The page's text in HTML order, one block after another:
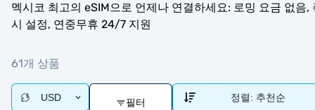
멕시코 최고의 eSIM으로 언제나 연결하세요: 로밍 요금 없음,
시 설정, 연중무휴 24/7 지원
61개 상품
USD 필터 정렬: 추천순